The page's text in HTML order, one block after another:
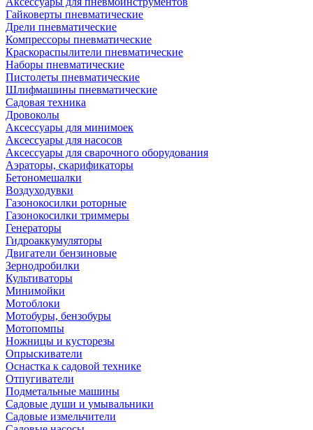
Гайковерты пневматические
Дрели пневматические
Компрессоры пневматические
Краскораспылители пневматические
Наборы пневматические
Пистолеты пневматические
Шлифмашины пневматические
Садовая техника
Дровоколы
Аксессуары для минимоек
Аксессуары для насосов
Аксессуары для сварочного оборудования
Аэраторы, скарификаторы
Бетономешалки
Воздуходувки
Газонокосилки роторные
Газонокосилки триммеры
Генераторы
Гидроаккумуляторы
Двигатели бензиновые
Зернодробилки
Культиваторы
Минимойки
Мотоблоки
Мотобуры, бензобуры
Мотопомпы
Ножницы и кусторезы
Опрыскиватели
Оснастка к садовой технике
Отпугиватели
Подметальные машины
Садовые души и умывальники
Садовые измельчители